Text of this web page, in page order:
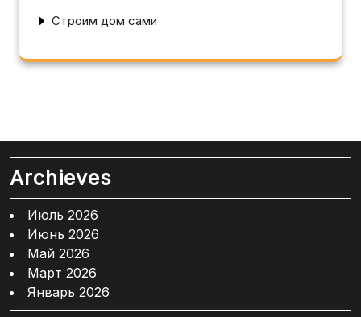
Строим дом сами
Archieves
Июль 2026
Июнь 2026
Май 2026
Март 2026
Январь 2026